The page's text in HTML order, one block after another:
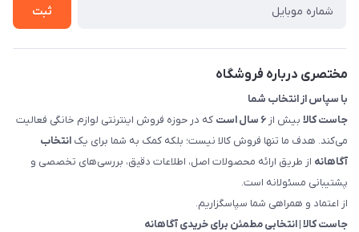
روش های بازگرداندن کالا
ثبت
مختصری درباره فروشگاه
با سپاس از انتخاب شما
جاست کالا بیش از ۶ سال است
که در حوزه فروش اینترنتی لوازم خانگی فعالیت
می‌کند. هدف ما تنها فروش کالا نیست؛ بلکه کمک به شما برای یک انتخاب
آگاهانه از طریق ارائه محصولات اصل، اطلاعات دقیق، بررسی‌های تخصصی و
پشتیبانی مسئولانه است.
از اعتماد و همراهی شما سپاسگزاریم.
جاست کالا | انتخابی مطمئن برای خریدی آگاهانه